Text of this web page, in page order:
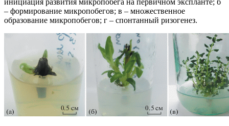
инициация развития микропобега на первичном экспланте; б
– формирование микропобегов; в – множественное
образование микропобегов; г – спонтанный ризогенез.